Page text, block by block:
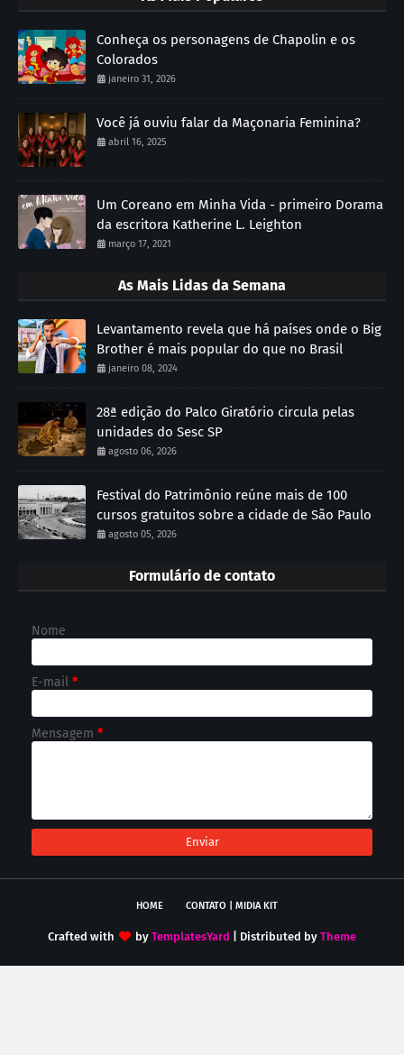
Conheça os personagens de Chapolin e os
Colorados
janeiro 31, 2026
Você já ouviu falar da Maçonaria Feminina?
abril 16, 2025
Um Coreano em Minha Vida - primeiro Dorama
da escritora Katherine L. Leighton
março 17, 2021
As Mais Lidas da Semana
Levantamento revela que há países onde o Big
Brother é mais popular do que no Brasil
janeiro 08, 2024
28ª edição do Palco Giratório circula pelas
unidades do Sesc SP
agosto 06, 2026
Festival do Patrimônio reúne mais de 100
cursos gratuitos sobre a cidade de São Paulo
agosto 05, 2026
Formulário de contato
Nome
E-mail *
Mensagem *
HOME CONTATO | MIDIA KIT
Crafted with by TemplatesYard | Distributed by Theme